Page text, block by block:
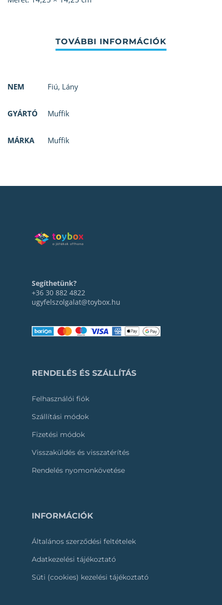
NEM Fiú, Lány
GYÁRTÓ Muffik
MÁRKA Muffik
Segíthetünk?
+36 30 882 4822
ugyfelszolgalat@toybox.hu
RENDELÉS ÉS SZÁLLÍTÁS
Felhasználói fiók
Szállítási módok
Fizetési módok
Visszaküldés és visszatérítés
Rendelés nyomonkövetése
INFORMÁCIÓK
Általános szerződési feltételek
Adatkezelési tájékoztató
Süti (cookies) kezelési tájékoztató